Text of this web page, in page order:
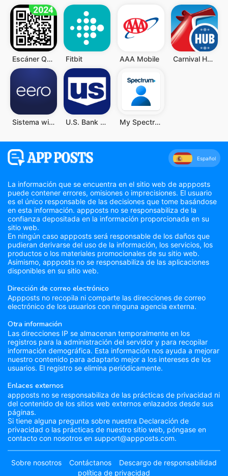
Escáner QR y Código de Barras Fitbit AAA Mobile Carnival HUB
Sistema wifi doméstico eero U.S. Bank Mobile Banking My Spectrum
Español
La información que se encuentra en el sitio web de appposts
puede contener errores, omisiones o imprecisiones. El usuario
es el único responsable de las decisiones que tome basándose
en esta información. appposts no se responsabiliza de la
confianza depositada en la información proporcionada en su
sitio web.
En ningún caso appposts será responsable de los daños que
pudieran derivarse del uso de la información, los servicios, los
productos o los materiales promocionales de su sitio web.
Asimismo, appposts no se responsabiliza de las aplicaciones
disponibles en su sitio web.
Dirección de correo electrónico
Appposts no recopila ni comparte las direcciones de correo
electrónico de los usuarios con ninguna agencia externa.
Otra información
Las direcciones IP se almacenan temporalmente en los
registros para la administración del servidor y para recopilar
información demográfica. Esta información nos ayuda a mejorar
nuestro contenido para adaptarlo mejor a los intereses de los
usuarios. El registro se elimina periódicamente.
Enlaces externos
appposts no se responsabiliza de las prácticas de privacidad ni
del contenido de los sitios web externos enlazados desde sus
páginas.
Si tiene alguna pregunta sobre nuestra Declaración de
privacidad o las prácticas de nuestro sitio web, póngase en
contacto con nosotros en support@appposts.com.
Sobre nosotros Contáctanos
Descargo de responsabilidad
política de privacidad